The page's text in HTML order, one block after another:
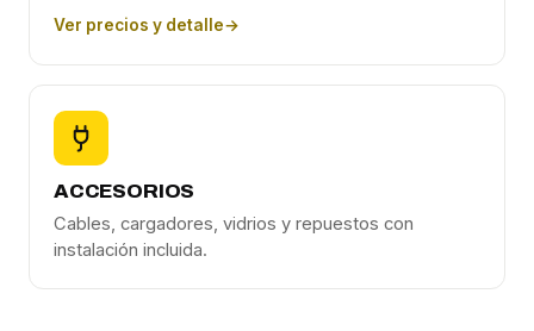
Ver precios y detalle→
ACCESORIOS
Cables, cargadores, vidrios y repuestos con
instalación incluida.